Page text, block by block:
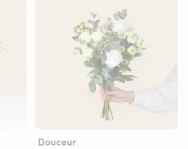
Douceur